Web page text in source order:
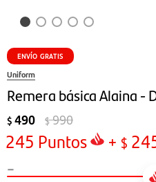
ENVÍO GRATIS
Uniform
Remera básica Alaina -
$ 490 $990
245 Puntos + $
-